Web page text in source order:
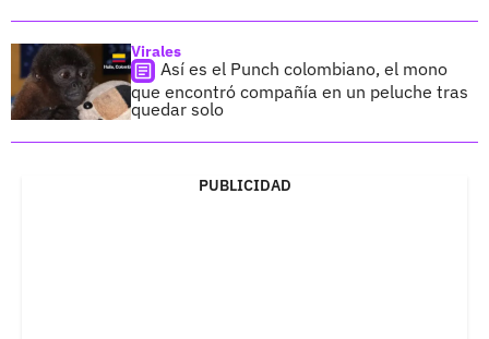
Virales
Así es el Punch colombiano, el mono
que encontró compañía en un peluche tras
quedar solo
PUBLICIDAD